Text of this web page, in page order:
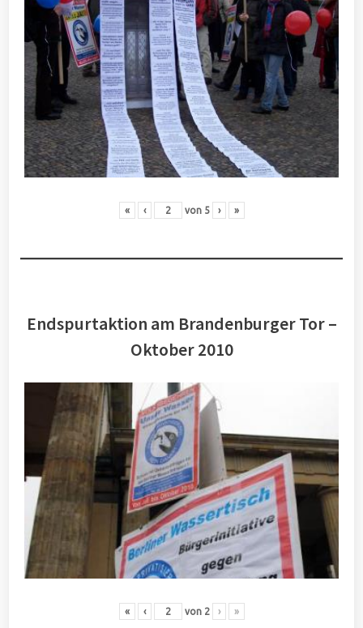
« ‹ von 5 › »
Endspurtaktion am Brandenburger Tor –
Oktober 2010
« ‹ von 2 › »